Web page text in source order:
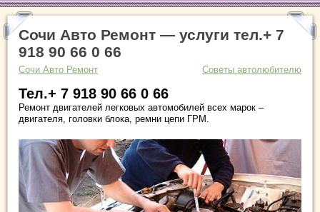
Сочи Авто Ремонт — услуги тел.+ 7
918 90 66 0 66
Сочи Авто Ремонт Советы автолюбителю
Тел.+ 7 918 90 66 0 66
Ремонт двигателей легковых автомобилей всех марок –
двигателя, головки блока, ремни цепи ГРМ.